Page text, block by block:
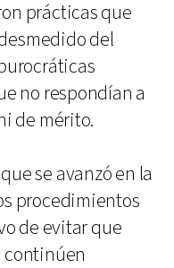
prácticas que
del
no respondían a
de mérito.
se avanzó en la
procedimientos
de evitar que
continúen